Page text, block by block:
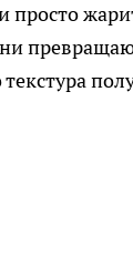
текстура